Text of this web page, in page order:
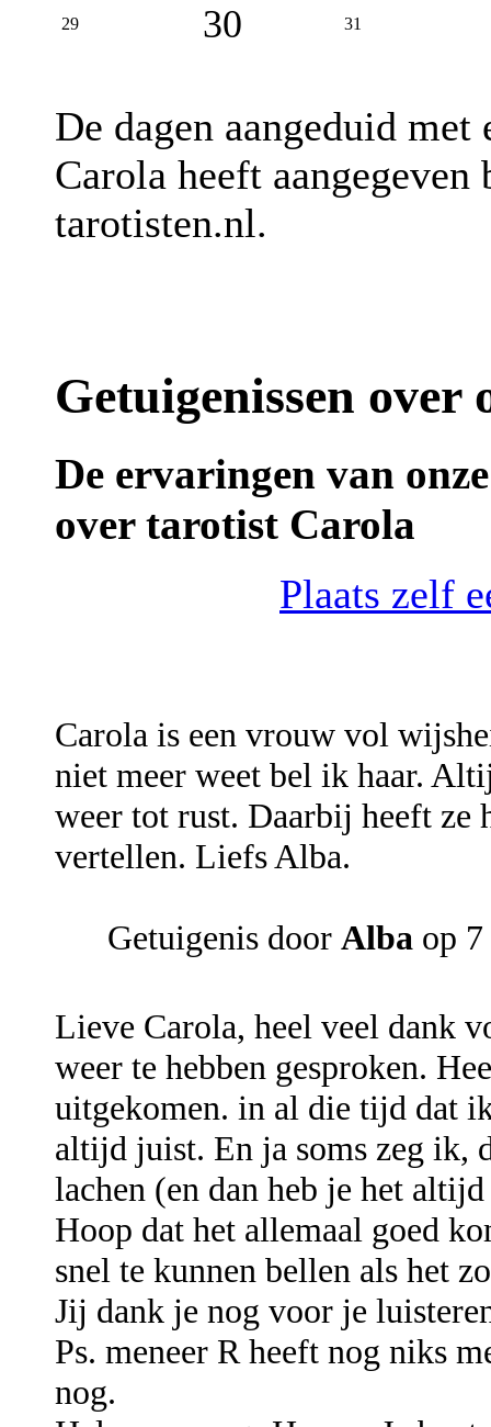
29 30 31
De dagen aangeduid met
Carola heeft
tarotisten.nl.
Getuigenissen over
De ervaringen van
over tarotist Carola
Plaats zelf
Carola is een vrouw vol
niet meer weet bel ik haar.
weer tot rust. Daarbij heeft ze
vertellen. Liefs Alba.
Getuigenis door Alba op
Lieve Carola, heel veel dank
weer te hebben gesproken.
uitgekomen. in al die tijd dat
altijd juist. En ja soms zeg ik,
lachen (en dan heb je het
Hoop dat het allemaal goed
snel te kunnen bellen als het
Jij dank je nog voor je
Ps. meneer R heeft nog niks
nog.